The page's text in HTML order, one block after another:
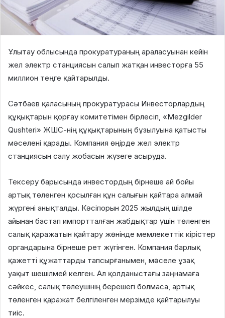
Ұлытау облысында прокуратураның араласуынан кейін
жел электр станциясын салып жатқан инвесторға 55
миллион теңге қайтарылды.
Сәтбаев қаласының прокуратурасы Инвесторлардың
құқықтарын қорғау комитетімен бірлесіп, «Mezgilder
Qushteri» ЖШС-нің құқықтарының бұзылуына қатысты
мәселені қарады. Компания өңірде жел электр
станциясын салу жобасын жүзеге асыруда.
Тексеру барысында инвестордың бірнеше ай бойы
артық төленген қосылған құн салығын қайтара алмай
жүргені анықталды. Кәсіпорын 2025 жылдың шілде
айынан бастап импортталған жабдықтар үшін төленген
салық қаражатын қайтару жөнінде мемлекеттік кірістер
органдарына бірнеше рет жүгінген. Компания барлық
қажетті құжаттарды тапсырғанымен, мәселе ұзақ
уақыт шешілмей келген. Ал қолданыстағы заңнамаға
сәйкес, салық төлеушінің берешегі болмаса, артық
төленген қаражат белгіленген мерзімде қайтарылуы
тиіс.